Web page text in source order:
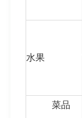
水果
菜品